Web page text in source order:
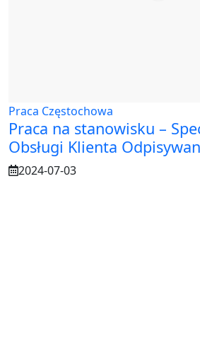
Praca Częstochowa
Praca na stanowisku –
Obsługi Klienta
2024-07-03